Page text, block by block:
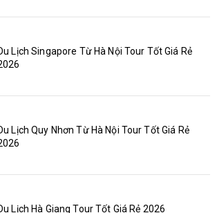
Lịch Singapore Từ Hà Nội Tour Tốt Giá Rẻ
Lịch Quy Nhơn Từ Hà Nội Tour Tốt Giá Rẻ
Lịch Hà Giang Tour Tốt Giá Rẻ 2026